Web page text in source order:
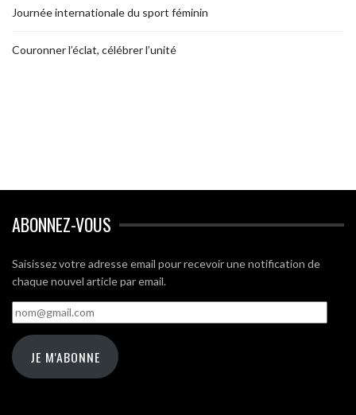
Journée internationale du sport féminin
Couronner l’éclat, célébrer l’unité
ABONNEZ-VOUS
Saisissez votre adresse email pour recevoir une notification de
chaque nouvel article par email.
nom@gmail.com
JE M'ABONNE